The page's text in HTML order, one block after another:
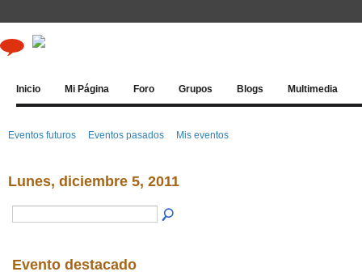
Inicio Mi Página Foro Grupos Blogs Multimedia
Eventos futuros Eventos pasados Mis eventos
Lunes, diciembre 5, 2011
Evento destacado